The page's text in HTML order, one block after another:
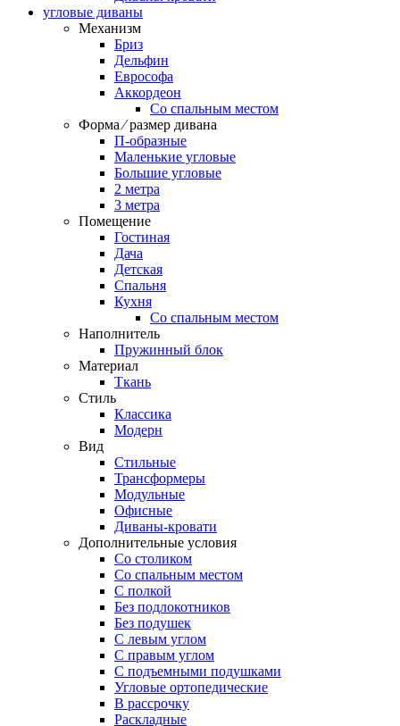
угловые диваны
Механизм
Бриз
Дельфин
Еврософа
Аккордеон
Со спальным местом
Форма ⁄ размер дивана
П-образные
Маленькие угловые
Большие угловые
2 метра
3 метра
Помещение
Гостиная
Дача
Детская
Спальня
Кухня
Со спальным местом
Наполнитель
Пружинный блок
Материал
Ткань
Стиль
Классика
Модерн
Вид
Стильные
Трансформеры
Модульные
Офисные
Диваны-кровати
Дополнительные условия
Со столиком
Со спальным местом
С полкой
Без подлокотников
Без подушек
C левым углом
C правым углом
С подъемными подушками
Угловые ортопедические
В рассрочку
Раскладные